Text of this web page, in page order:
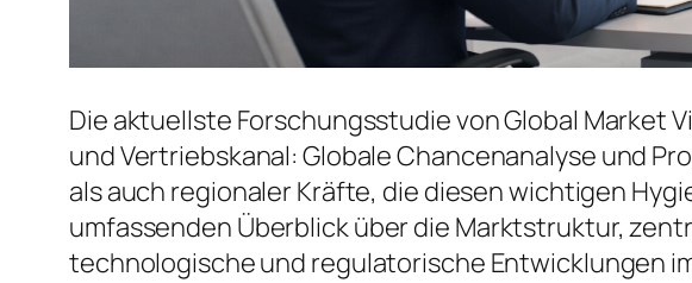
Die aktuellste Forschungsstudie von Global Market
und Vertriebskanal: Globale Chancenanalyse und
als auch regionaler Kräfte, die diesen wichtigen
umfassenden Überblick über die Marktstruktur,
technologische und regulatorische Entwicklungen